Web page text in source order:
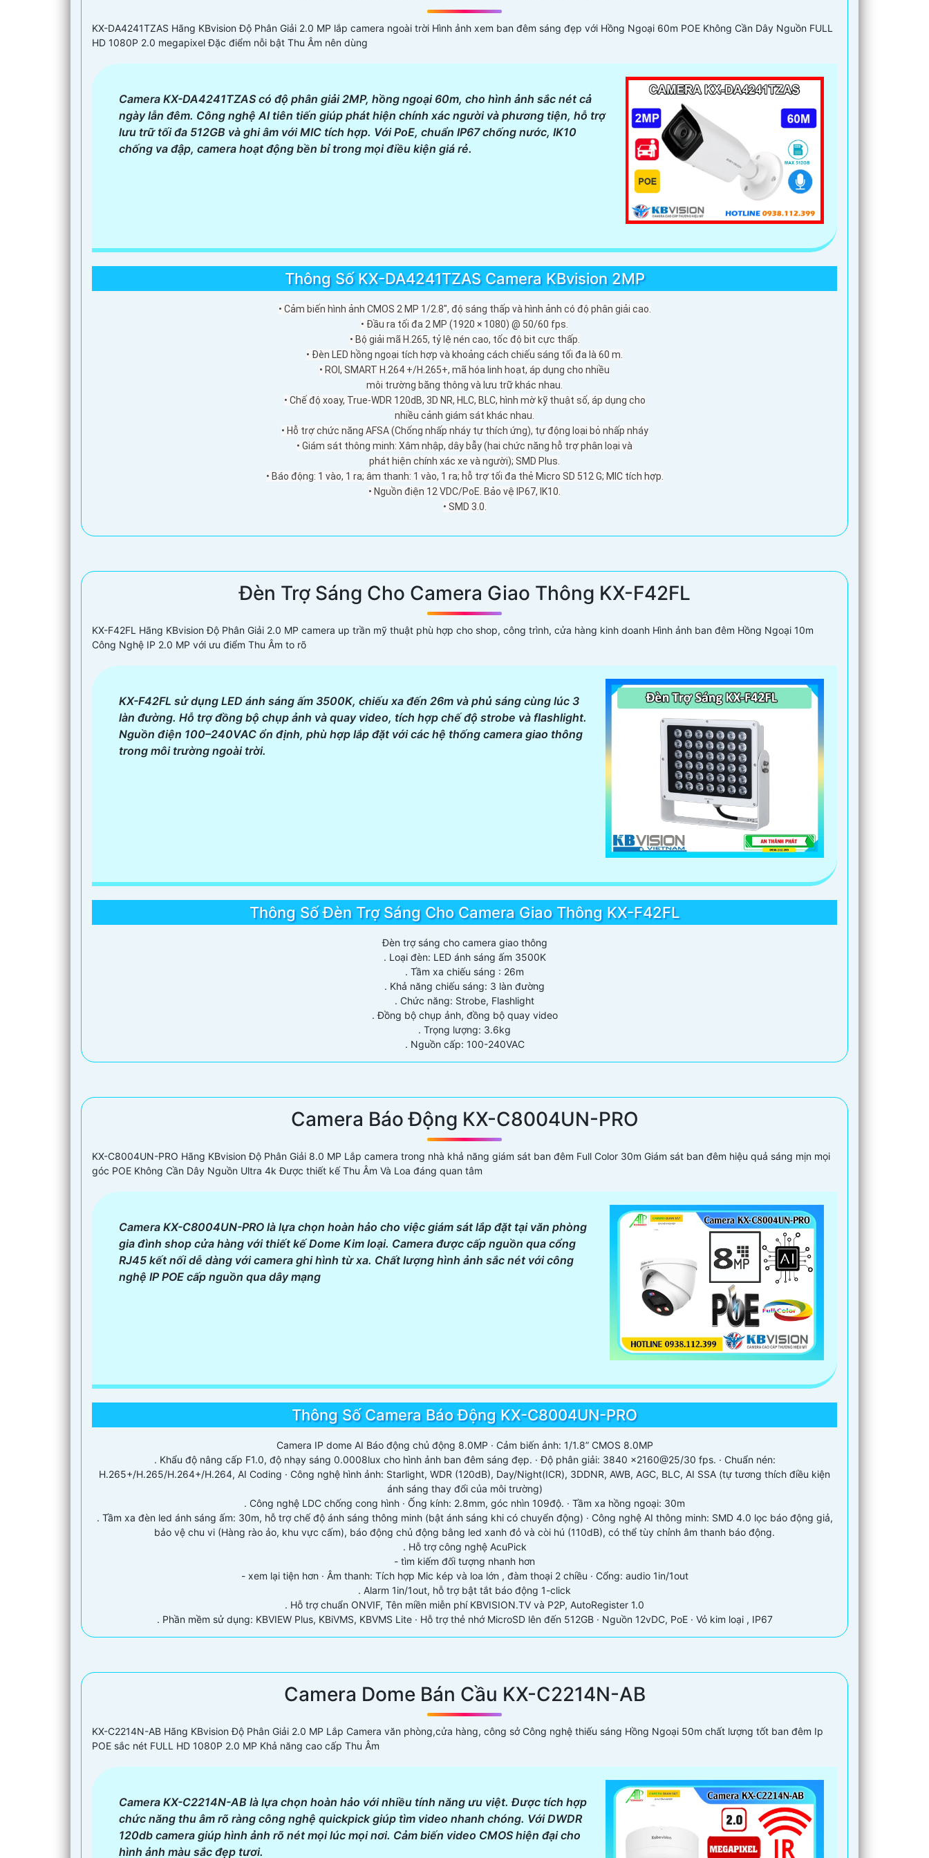
Xem xét giá cả: Xác định ngân sách của bạn để chọn camera kim loại phù hợp với túi tiền.
Hy vọng những gợi ý trên sẽ giúp bạn chọn lựa được một chiếc camera kim loại hoàn hảo.
KX-DA4241TZAS Hãng KBvision Độ Phân Giải 2.0 MP lắp camera ngoài trời Hình ảnh xem ban đêm sáng đẹp với Hồng Ngoại 60m POE Không Cần Dây Nguồn FULL
HD 1080P 2.0 megapixel Đặc điểm nỗi bật Thu Âm nên dùng
Camera KX-DA4241TZAS có độ phân giải 2MP, hồng ngoại 60m, cho hình ảnh sắc nét cả
ngày lẫn đêm. Công nghệ AI tiên tiến giúp phát hiện chính xác người và phương tiện, hỗ trợ
lưu trữ tối đa 512GB và ghi âm với MIC tích hợp. Với PoE, chuẩn IP67 chống nước, IK10
chống va đập, camera hoạt động bền bỉ trong mọi điều kiện giá rẻ.
Thông Số KX-DA4241TZAS Camera KBvision 2MP
• Cảm biến hình ảnh CMOS 2 MP 1/2.8″, độ sáng thấp và hình ảnh có độ phân giải cao.
• Đầu ra tối đa 2 MP (1920 × 1080) @ 50/60 fps.
• Bộ giải mã H.265, tỷ lệ nén cao, tốc độ bit cực thấp.
• Đèn LED hồng ngoại tích hợp và khoảng cách chiếu sáng tối đa là 60 m.
• ROI, SMART H.264 +/H.265+, mã hóa linh hoạt, áp dụng cho nhiều
môi trường băng thông và lưu trữ khác nhau.
• Chế độ xoay, True-WDR 120dB, 3D NR, HLC, BLC, hình mờ kỹ thuật số, áp dụng cho
nhiều cảnh giám sát khác nhau.
• Hỗ trợ chức năng AFSA (Chống nhấp nháy tự thích ứng), tự động loại bỏ nhấp nháy
• Giám sát thông minh: Xâm nhập, dây bẫy (hai chức năng hỗ trợ phân loại và
phát hiện chính xác xe và người); SMD Plus.
• Báo động: 1 vào, 1 ra; âm thanh: 1 vào, 1 ra; hỗ trợ tối đa thẻ Micro SD 512 G; MIC tích hợp.
• ​​Nguồn điện 12 VDC/PoE. Bảo vệ IP67, IK10.
• SMD 3.0.
Đèn Trợ Sáng Cho Camera Giao Thông KX-F42FL
KX-F42FL Hãng KBvision Độ Phân Giải 2.0 MP camera up trần mỹ thuật phù hợp cho shop, công trình, cửa hàng kinh doanh Hình ảnh ban đêm Hồng Ngoại 10m
Công Nghệ IP 2.0 MP với ưu điểm Thu Âm to rõ
KX-F42FL sử dụng LED ánh sáng ấm 3500K, chiếu xa đến 26m và phủ sáng cùng lúc 3
làn đường. Hỗ trợ đồng bộ chụp ảnh và quay video, tích hợp chế độ strobe và flashlight.
Nguồn điện 100–240VAC ổn định, phù hợp lắp đặt với các hệ thống camera giao thông
trong môi trường ngoài trời.
Thông Số Đèn Trợ Sáng Cho Camera Giao Thông KX-F42FL
Đèn trợ sáng cho camera giao thông
. Loại đèn: LED ánh sáng ấm 3500K
. Tầm xa chiếu sáng : 26m
. Khả năng chiếu sáng: 3 làn đường
. Chức năng: Strobe, Flashlight
. Đồng bộ chụp ảnh, đồng bộ quay video
. Trọng lượng: 3.6kg
. Nguồn cấp: 100-240VAC
Camera Báo Động KX-C8004UN-PRO
KX-C8004UN-PRO Hãng KBvision Độ Phân Giải 8.0 MP Lắp camera trong nhà khả năng giám sát ban đêm Full Color 30m Giám sát ban đêm hiệu quả sáng mịn mọi
góc POE Không Cần Dây Nguồn Ultra 4k Được thiết kế Thu Âm Và Loa đáng quan tâm
Camera KX-C8004UN-PRO là lựa chọn hoàn hảo cho việc giám sát lắp đặt tại văn phòng
gia đình shop cửa hàng với thiết kế Dome Kim loại. Camera được cấp nguồn qua cổng
RJ45 kết nối dễ dàng với camera ghi hình từ xa. Chất lượng hình ảnh sắc nét với công
nghệ IP POE cấp nguồn qua dây mạng
Thông Số Camera Báo Động KX-C8004UN-PRO
Camera IP dome AI Báo động chủ động 8.0MP · Cảm biến ảnh: 1/1.8” CMOS 8.0MP
. Khẩu độ nâng cấp F1.0, độ nhạy sáng 0.0008lux cho hình ảnh ban đêm sáng đẹp. · Độ phân giải: 3840 ×2160@25/30 fps. · Chuẩn nén:
H.265+/H.265/H.264+/H.264, AI Coding · Công nghệ hình ảnh: Starlight, WDR (120dB), Day/Night(ICR), 3DDNR, AWB, AGC, BLC, AI SSA (tự tương thích điều kiện
ánh sáng thay đổi của môi trường)
. Công nghệ LDC chống cong hình · Ống kính: 2.8mm, góc nhìn 109độ. · Tầm xa hồng ngoại: 30m
. Tầm xa đèn led ánh sáng ấm: 30m, hỗ trợ chế độ ánh sáng thông minh (bật ánh sáng khi có chuyển động) · Công nghệ AI thông minh: SMD 4.0 lọc báo động giả,
bảo vệ chu vi (Hàng rào ảo, khu vực cấm), báo động chủ động bằng led xanh đỏ và còi hú (110dB), có thể tùy chỉnh âm thanh báo động.
. Hỗ trợ công nghệ AcuPick
- tìm kiếm đối tượng nhanh hơn
- xem lại tiện hơn · Âm thanh: Tích hợp Mic kép và loa lớn , đàm thoại 2 chiều · Cổng: audio 1in/1out
. Alarm 1in/1out, hỗ trợ bật tắt báo động 1-click
. Hỗ trợ chuẩn ONVIF, Tên miền miễn phí KBVISION.TV và P2P, AutoRegister 1.0
. Phần mềm sử dụng: KBVIEW Plus, KBiVMS, KBVMS Lite · Hỗ trợ thẻ nhớ MicroSD lên đến 512GB · Nguồn 12vDC, PoE · Vỏ kim loại , IP67
Camera Dome Bán Cầu KX-C2214N-AB
KX-C2214N-AB Hãng KBvision Độ Phân Giải 2.0 MP Lắp Camera văn phòng,cửa hàng, công sở Công nghệ thiếu sáng Hồng Ngoại 50m chất lượng tốt ban đêm Ip
POE sắc nét FULL HD 1080P 2.0 MP Khả năng cao cấp Thu Âm
Camera KX-C2214N-AB là lựa chọn hoàn hảo với nhiều tính năng ưu việt. Được tích hợp
chức năng thu âm rõ ràng công nghệ quickpick giúp tìm video nhanh chóng. Với DWDR
120db camera giúp hình ảnh rõ nét mọi lúc mọi nơi. Cảm biến video CMOS hiện đại cho
hình ảnh màu sắc đẹp tươi.